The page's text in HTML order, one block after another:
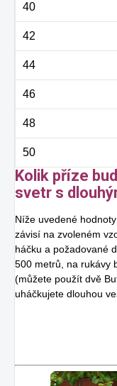
Kolik příze
svetr s
Níže uvedené
závisí na zvoleném
háčku a požadované
500 metrů, na rukávy
(můžete použít dvě
uháčkujete dlouhou
40
42
44
46
48
50